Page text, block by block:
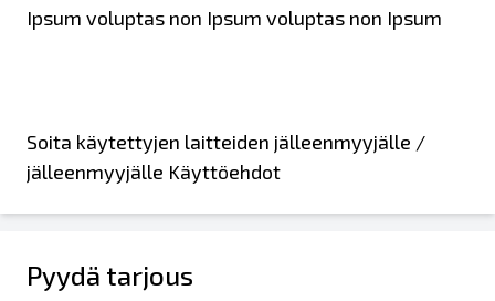
Ipsum voluptas non Ipsum voluptas non Ipsum
Soita käytettyjen laitteiden jälleenmyyjälle /
jälleenmyyjälle Käyttöehdot
Pyydä tarjous